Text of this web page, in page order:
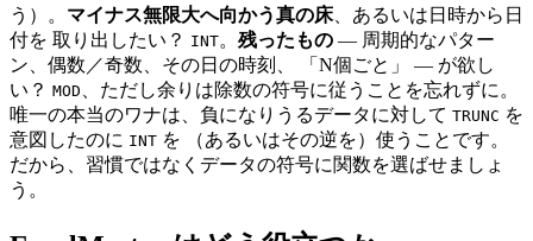
う）。 マイナス無限大へ向かう真の床、あるいは日時から日
付を 取り出したい？ INT。 残ったもの — 周期的なパター
ン、偶数／奇数、その日の時刻、 「N個ごと」 — が欲し
い？ MOD
、ただし余りは除数の符号に従うことを忘れずに。
唯一の本当のワナは、負になりうるデータに対して TRUNC を
意図したのに INT を （あるいはその逆を）使うことです。
だから、習慣ではなくデータの符号に関数を選ばせましょ
う。